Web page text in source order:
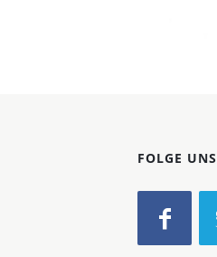
FOLGE UNS